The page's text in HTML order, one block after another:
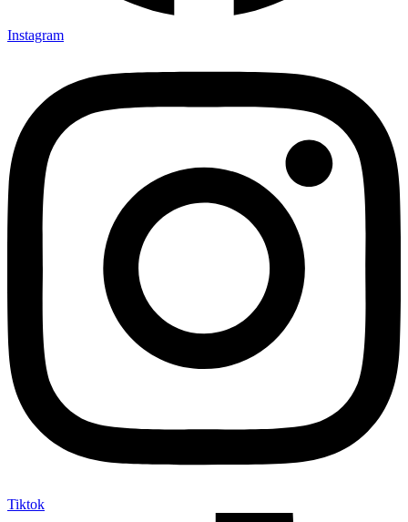
Instagram
Tiktok